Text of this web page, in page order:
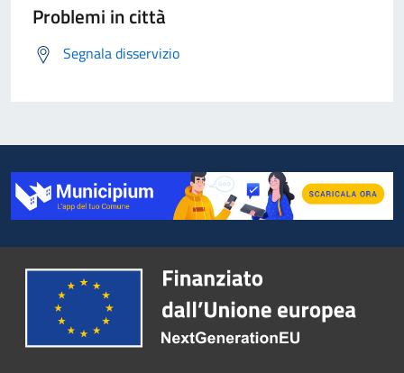
Problemi in città
Segnala disservizio